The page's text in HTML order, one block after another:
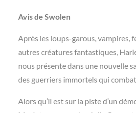
Avis de Swolen
Après les loups-garous, vampires,
autres créatures fantastiques,
nous présente dans une nouvelle
des guerriers immortels qui
Alors qu’il est sur la piste d’un